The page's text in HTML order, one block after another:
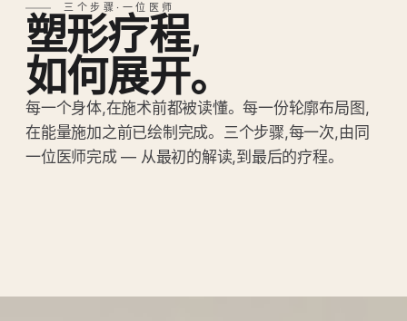
三个步骤·一位医师
塑形疗程,
如何展开。
每一个身体,在施术前都被读懂。每一份轮廓布局图,
在能量施加之前已绘制完成。三个步骤,每一次,由同
一位医师完成 — 从最初的解读,到最后的疗程。